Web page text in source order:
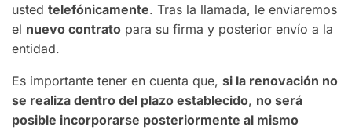
usted telefónicamente. Tras la llamada, le enviaremos
el nuevo contrato para su firma y posterior envío a la
entidad.
Es importante tener en cuenta que, si la renovación no
se realiza dentro del plazo establecido, no será
posible incorporarse posteriormente al mismo